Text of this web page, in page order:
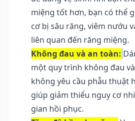
miệng tốt hơn, bạn có thể
cơ bị sâu răng, viêm nướu
liên quan đến răng miệng.
Không đau và an toàn:
một quy trình không đau
không yêu cầu phẫu thuật
giúp giảm thiểu nguy cơ
gian hồi phục.